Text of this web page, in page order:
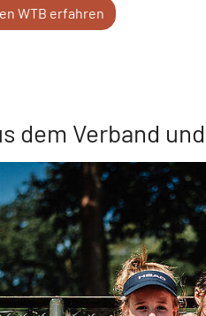
WTB erfahren
dem Verband